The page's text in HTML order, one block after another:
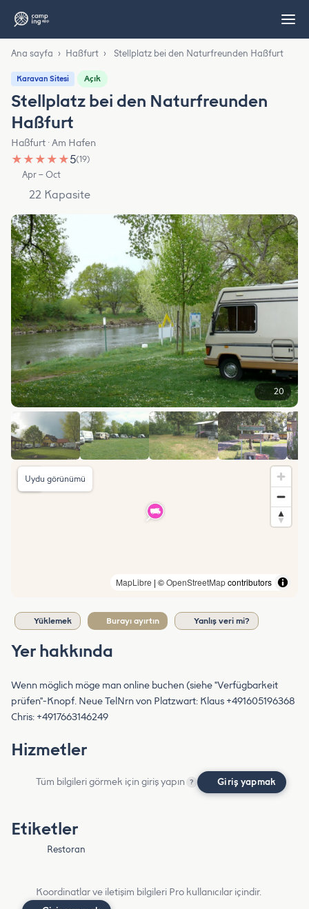
Ana sayfa › Haßfurt › Stellplatz bei den Naturfreunden Haßfurt
Karavan Sitesi Açık
Stellplatz bei den Naturfreunden
Haßfurt
Haßfurt · Am Hafen
★ ★ ★ ★ ★5(19)
Apr – Oct
22 Kapasite
20
MapLibre | ©OpenStreetMapcontributors
Uydu görünümü
Yüklemek Burayı ayırtın Yanlış veri mi?
Yer hakkında
Wenn möglich möge man online buchen (siehe "Verfügbarkeit
prüfen"-Knopf. Neue TelNrn von Platzwart: Klaus +491605196368
Chris: +4917663146249
Hizmetler
Tüm bilgileri görmek için giriş yapın ? Giriş yapmak
Etiketler
Restoran
Koordinatlar ve iletişim bilgileri Pro kullanıcılar içindir.